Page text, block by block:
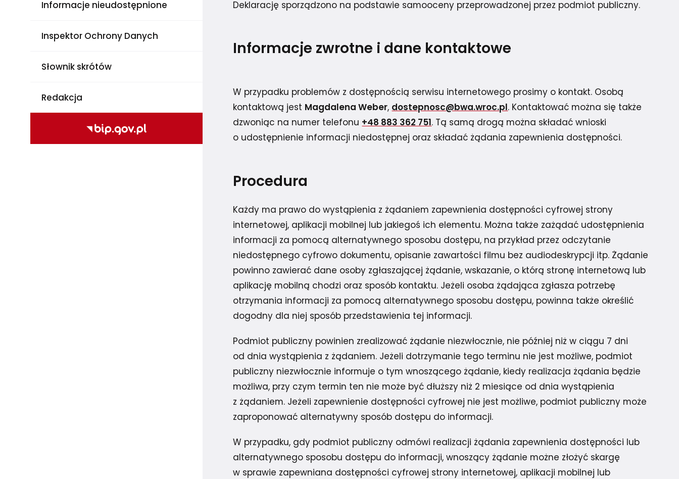
Informacje nieudostępnione
Inspektor Ochrony Danych
Słownik skrótów
Redakcja
Deklarację sporządzono na podstawie samooceny przeprowadzonej przez podmiot publiczny.
Informacje zwrotne i dane kontaktowe
W przypadku problemów z dostępnością serwisu internetowego prosimy o kontakt. Osobą
kontaktową jest Magdalena Weber, dostepnosc@bwa.wroc.pl. Kontaktować można się także
dzwoniąc na numer telefonu +48 883 362 751. Tą samą drogą można składać wnioski
o udostępnienie informacji niedostępnej oraz składać żądania zapewnienia dostępności.
Procedura
Każdy ma prawo do wystąpienia z żądaniem zapewnienia dostępności cyfrowej strony
internetowej, aplikacji mobilnej lub jakiegoś ich elementu. Można także zażądać udostępnienia
informacji za pomocą alternatywnego sposobu dostępu, na przykład przez odczytanie
niedostępnego cyfrowo dokumentu, opisanie zawartości filmu bez audiodeskrypcji itp. Żądanie
powinno zawierać dane osoby zgłaszającej żądanie, wskazanie, o którą stronę internetową lub
aplikację mobilną chodzi oraz sposób kontaktu. Jeżeli osoba żądająca zgłasza potrzebę
otrzymania informacji za pomocą alternatywnego sposobu dostępu, powinna także określić
dogodny dla niej sposób przedstawienia tej informacji.
Podmiot publiczny powinien zrealizować żądanie niezwłocznie, nie później niż w ciągu 7 dni
od dnia wystąpienia z żądaniem. Jeżeli dotrzymanie tego terminu nie jest możliwe, podmiot
publiczny niezwłocznie informuje o tym wnoszącego żądanie, kiedy realizacja żądania będzie
możliwa, przy czym termin ten nie może być dłuższy niż 2 miesiące od dnia wystąpienia
z żądaniem. Jeżeli zapewnienie dostępności cyfrowej nie jest możliwe, podmiot publiczny może
zaproponować alternatywny sposób dostępu do informacji.
W przypadku, gdy podmiot publiczny odmówi realizacji żądania zapewnienia dostępności lub
alternatywnego sposobu dostępu do informacji, wnoszący żądanie możne złożyć skargę
w sprawie zapewniana dostępności cyfrowej strony internetowej, aplikacji mobilnej lub